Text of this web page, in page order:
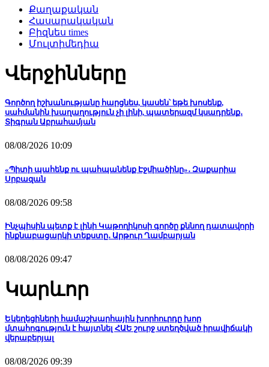
Քաղաքական
Հասարակական
Բիզնես times
Մուլտիմեդիա
Վերջինները
Գործող իշխանությանը հարցնես, կասեն՝ եթե խոսենք,
սահմանին խաղաղություն չի լինի, պատերազմ կսադրենք․
Տիգրան Աբրահամյան
08/08/2026 10:09
«Պիտի պահենք ու պահպանենք Էջմիածինը»․ Զաքարիա
Սրբազան
08/08/2026 09:58
Ինչպիսին պետք է լինի Կաթողիկոսի գործը քննող դատավորի
ինքնաբացարկի տեքստը․ Արթուր Ղամբարյան
08/08/2026 09:47
Կարևոր
Եկեղեցիների համաշխարհային խորհուրդը խոր
մտահոգություն է հայտնել ՀԱԵ շուրջ ստեղծված իրավիճակի
վերաբերյալ
08/08/2026 09:39